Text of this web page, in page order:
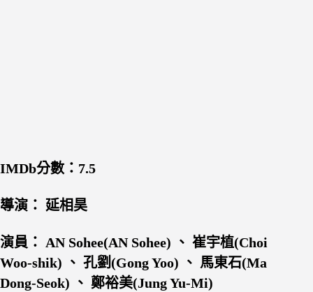
IMDb分數：7.5
導演： 延相昊
演員： AN Sohee(AN Sohee) 、 崔宇植(Choi
Woo-shik) 、 孔劉(Gong Yoo) 、 馬東石(Ma
Dong-Seok) 、 鄭裕美(Jung Yu-Mi)